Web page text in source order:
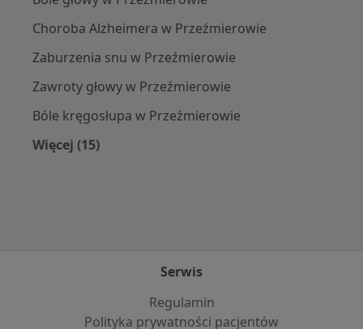
Choroba Alzheimera w Przeźmierowie
Zaburzenia snu w Przeźmierowie
Zawroty głowy w Przeźmierowie
Bóle kręgosłupa w Przeźmierowie
Więcej (15)
Serwis
Regulamin
Polityka prywatności pacjentów